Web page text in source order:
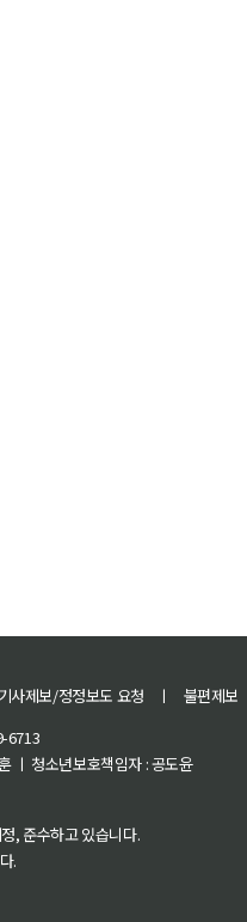
기사제보/정정보도 요청 ㅣ 불편제보
6713
ㅣ 청소년보호책임자 : 공도윤
, 준수하고 있습니다.
.